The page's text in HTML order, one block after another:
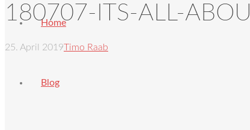
Home
Blog
180707-ITS-ALL-
25. April 2019Timo Raab